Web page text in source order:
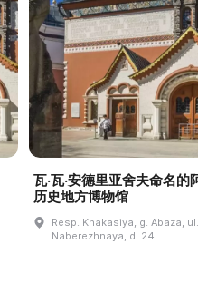
瓦·瓦·安德里亚舍夫命名的
历史地方博物馆
Resp. Khakasiya, g. Abaza, ul.
Naberezhnaya, d. 24